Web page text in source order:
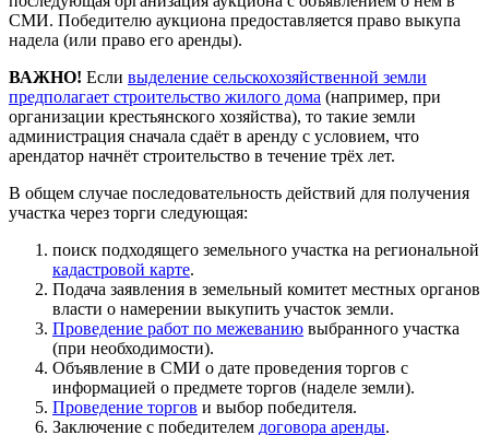
СМИ. Победителю аукциона предоставляется право выкупа
надела (или право его аренды).
ВАЖНО! Если выделение сельскохозяйственной земли
предполагает строительство жилого дома (например, при
организации крестьянского хозяйства), то такие земли
администрация сначала сдаёт в аренду с условием, что
арендатор начнёт строительство в течение трёх лет.
В общем случае последовательность действий для получения
участка через торги следующая:
поиск подходящего земельного участка на региональной
кадастровой карте.
Подача заявления в земельный комитет местных органов
власти о намерении выкупить участок земли.
Проведение работ по межеванию выбранного участка
(при необходимости).
Объявление в СМИ о дате проведения торгов с
информацией о предмете торгов (наделе земли).
Проведение торгов и выбор победителя.
Заключение с победителем договора аренды.